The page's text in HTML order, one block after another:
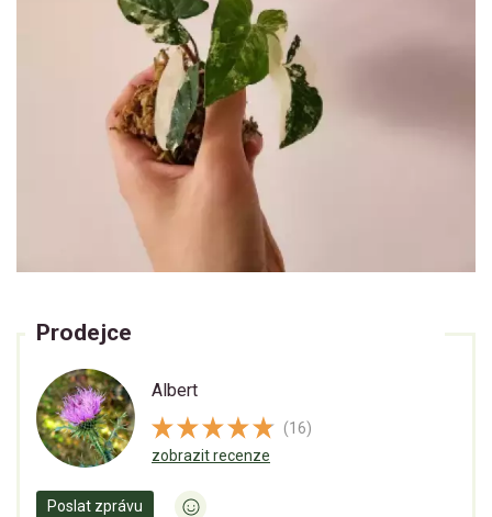
Prodejce
Albert
(16)
zobrazit recenze
Poslat zprávu